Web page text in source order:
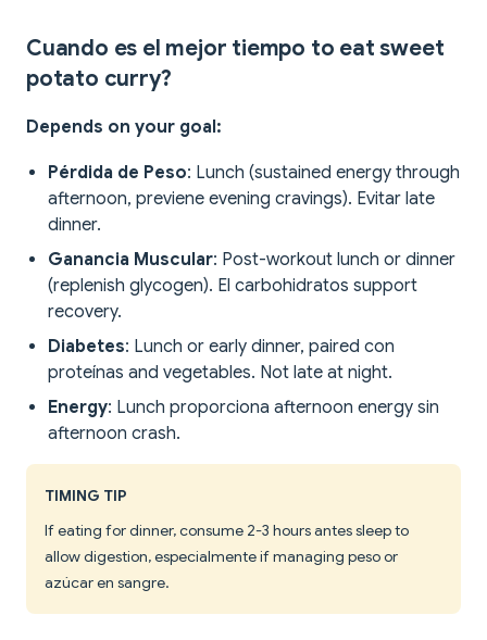
Cuando es el mejor tiempo to eat sweet
potato curry?
Depends on your goal:
Pérdida de Peso: Lunch (sustained energy through
afternoon, previene evening cravings). Evitar late
dinner.
Ganancia Muscular: Post-workout lunch or dinner
(replenish glycogen). El carbohidratos support
recovery.
Diabetes: Lunch or early dinner, paired con
proteínas and vegetables. Not late at night.
Energy: Lunch proporciona afternoon energy sin
afternoon crash.
TIMING TIP
If eating for dinner, consume 2-3 hours antes sleep to
allow digestion, especialmente if managing peso or
azúcar en sangre.